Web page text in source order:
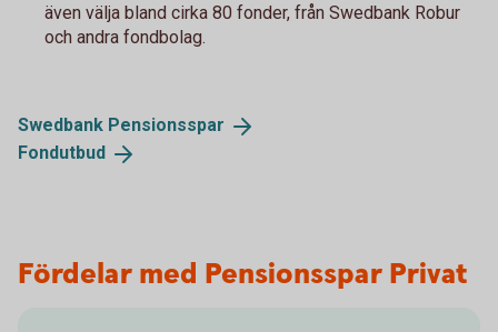
även välja bland cirka 80 fonder, från Swedbank Robur
och andra fondbolag.
Swedbank Pensionsspar
Fondutbud
Fördelar med Pensionsspar Privat